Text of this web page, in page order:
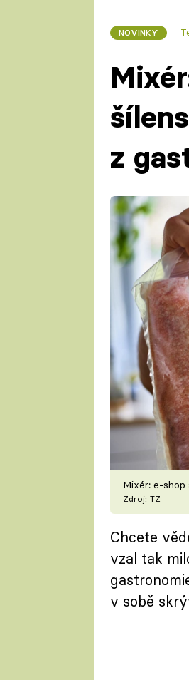
NOVINKY
z
Mixér: e-
Zdroj: TZ
Chcete
vzal tak
v sobě